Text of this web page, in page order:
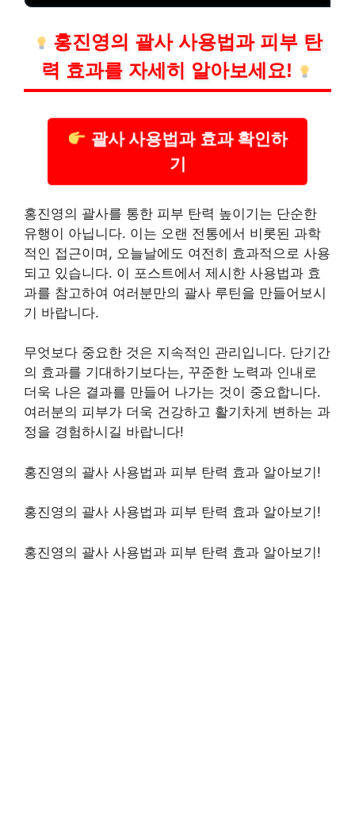
홍진영의 괄사 사용법과 피부 탄
력 효과를 자세히 알아보세요!
괄사 사용법과 효과 확인하
기
홍진영의 괄사를 통한 피부 탄력 높이기는 단순한
유행이 아닙니다. 이는 오랜 전통에서 비롯된 과학
적인 접근이며, 오늘날에도 여전히 효과적으로 사용
되고 있습니다. 이 포스트에서 제시한 사용법과 효
과를 참고하여 여러분만의 괄사 루틴을 만들어보시
기 바랍니다.
무엇보다 중요한 것은 지속적인 관리입니다. 단기간
의 효과를 기대하기보다는, 꾸준한 노력과 인내로
더욱 나은 결과를 만들어 나가는 것이 중요합니다.
여러분의 피부가 더욱 건강하고 활기차게 변하는 과
정을 경험하시길 바랍니다!
홍진영의 괄사 사용법과 피부 탄력 효과 알아보기!
홍진영의 괄사 사용법과 피부 탄력 효과 알아보기!
홍진영의 괄사 사용법과 피부 탄력 효과 알아보기!